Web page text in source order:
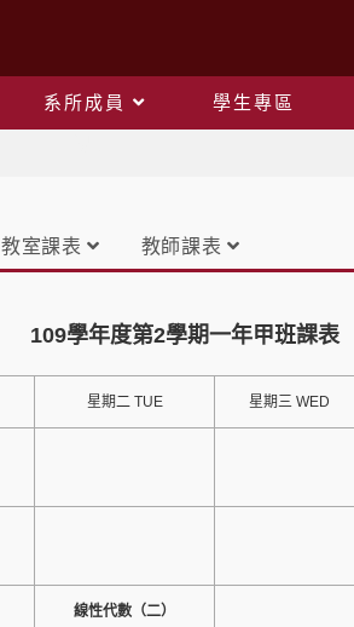
系所成員 學生專區
教室課表 教師課表
109學年度第2學期一年甲班課表
星期二 TUE 星期三 WED
線性代數（二）